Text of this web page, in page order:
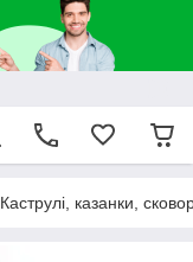
Каструлі, казанки,